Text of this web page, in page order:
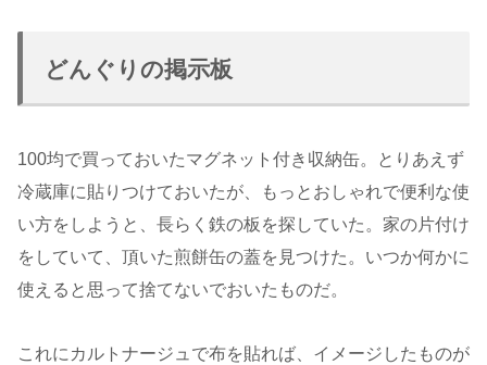
どんぐりの掲示板
100均で買っておいたマグネット付き収納缶。とりあえず
冷蔵庫に貼りつけておいたが、もっとおしゃれで便利な使
い方をしようと、長らく鉄の板を探していた。家の片付け
をしていて、頂いた煎餅缶の蓋を見つけた。いつか何かに
使えると思って捨てないでおいたものだ。
これにカルトナージュで布を貼れば、イメージしたものが